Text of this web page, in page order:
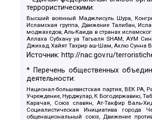
террористическими:
Высший военный Маджлисуль Шура,
Исламская группа, Движение Талибан,
моджахедов, Аль-Каида в странах
Аллаха Субхану уа Тагьаля SHAM, АУМ
Джихад, Хайят Тахрир аш-Шам, Ахлю Сунна
Источник: http://nac.gov.ru/
* Перечень общественных
деятельности:
Национал-большевистская партия, ВЕК РА,
Учреждение, Нурджулар, К Богодержавию,
Карачая, Союз славян, Ат-Такфир Валь-
Социалистическая Инициатива города
общенациональный союз, Движение